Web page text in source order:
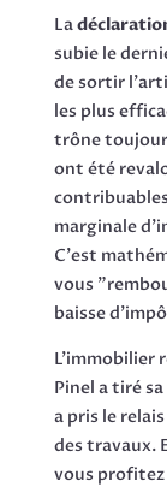
La
subie le
de sortir
les plus
trône
ont été
marginale
C'est
vous
baisse
L'immobilier
Pinel a tiré
a pris le
des travaux.
vous profitez